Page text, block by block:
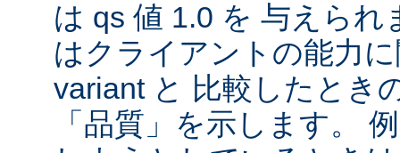
は qs 値 1.0 を 与えら
はクライアントの能力
variant と 比較したとき
「品質」を示します。